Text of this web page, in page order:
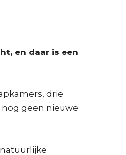
en daar is een
drie
nog geen nieuwe